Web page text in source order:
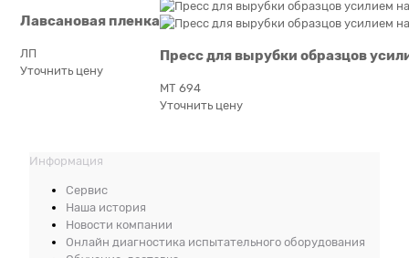
Лавсановая пленка
ЛП
Уточнить цену
Пресс для вырубки образцов
МТ 694
Уточнить цену
Информация
Сервис
Наша история
Новости компании
Онлайн диагностика испытательного оборудования